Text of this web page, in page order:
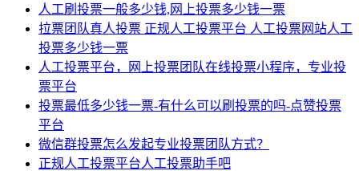
人工刷投票一般多少钱,网上投票多少钱一票
拉票团队真人投票 正规人工投票平台 人工投票网站人工
投票多少钱一票
人工投票平台，网上投票团队在线投票小程序，专业投
票平台
投票最低多少钱一票-有什么可以刷投票的吗-点赞投票
平台
微信群投票怎么发起专业投票团队方式？
正规人工投票平台人工投票助手吧